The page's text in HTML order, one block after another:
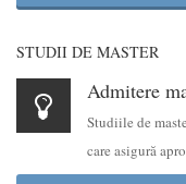
STUDII DE MASTER
Admitere
Studiile de
care asigură